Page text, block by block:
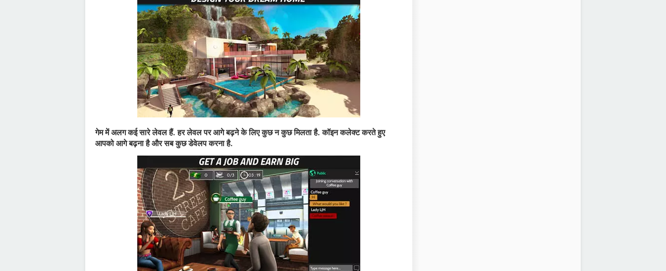
गेम में अलग कई सारे लेवल हैं. हर लेवल पर आगे बढ़ने के लिए कुछ न कुछ मिलता है. कॉइन कलेक्ट करते हुए
आपको आगे बढ़ना है और सब कुछ डेवेलप करना है.